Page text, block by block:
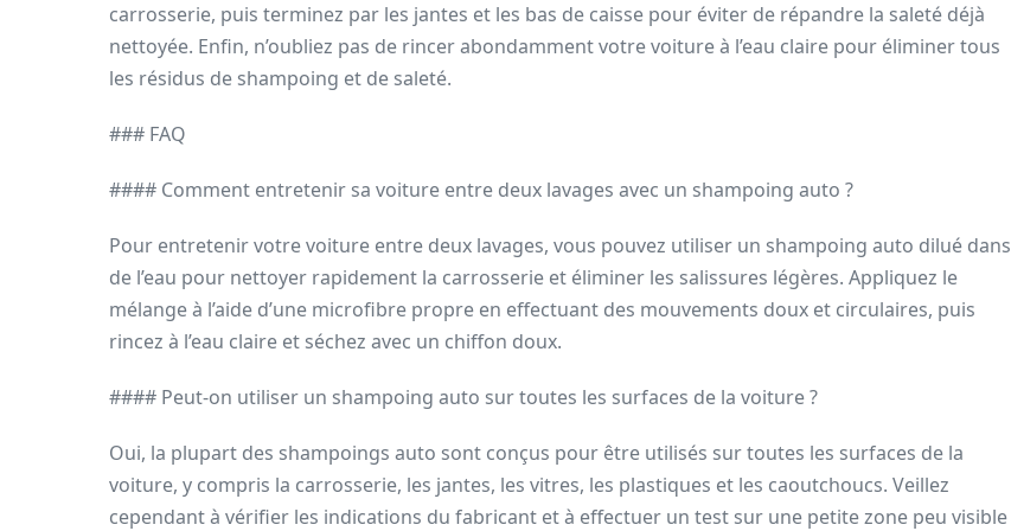
carrosserie, puis terminez par les jantes et les bas de caisse pour éviter de répandre la saleté déjà
nettoyée. Enfin, n’oubliez pas de rincer abondamment votre voiture à l’eau claire pour éliminer tous
les résidus de shampoing et de saleté.
### FAQ
#### Comment entretenir sa voiture entre deux lavages avec un shampoing auto ?
Pour entretenir votre voiture entre deux lavages, vous pouvez utiliser un shampoing auto dilué dans
de l’eau pour nettoyer rapidement la carrosserie et éliminer les salissures légères. Appliquez le
mélange à l’aide d’une microfibre propre en effectuant des mouvements doux et circulaires, puis
rincez à l’eau claire et séchez avec un chiffon doux.
#### Peut-on utiliser un shampoing auto sur toutes les surfaces de la voiture ?
Oui, la plupart des shampoings auto sont conçus pour être utilisés sur toutes les surfaces de la
voiture, y compris la carrosserie, les jantes, les vitres, les plastiques et les caoutchoucs. Veillez
cependant à vérifier les indications du fabricant et à effectuer un test sur une petite zone peu visible